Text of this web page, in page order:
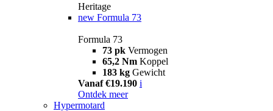
Heritage
new Formula 73
Formula 73
73 pk Vermogen
65,2 Nm Koppel
183 kg Gewicht
Vanaf €19.190 i
Ontdek meer
Hypermotard